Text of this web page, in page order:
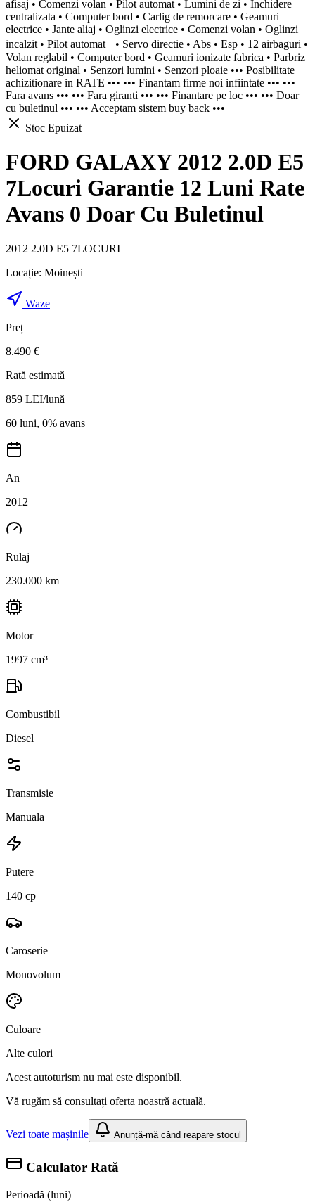
afisaj • Comenzi volan • Pilot automat • Lumini de zi • Inchidere
centralizata • Computer bord • Carlig de remorcare • Geamuri
electrice • Jante aliaj • Oglinzi electrice • Comenzi volan • Oglinzi
incalzit • Pilot automat • Servo directie • Abs • Esp • 12 airbaguri •
Volan reglabil • Computer bord • Geamuri ionizate fabrica • Parbriz
heliomat original • Senzori lumini • Senzori ploaie ••• Posibilitate
achizitionare in RATE ••• ••• Finantam firme noi infiintate ••• •••
Fara avans ••• ••• Fara giranti ••• ••• Finantare pe loc ••• ••• Doar
cu buletinul ••• ••• Acceptam sistem buy back •••
Stoc Epuizat
FORD GALAXY 2012 2.0D E5
7Locuri Garantie 12 Luni Rate
Avans 0 Doar Cu Buletinul
2012 2.0D E5 7LOCURI
Locație: Moinești
Waze
Preț
8.490 €
Rată estimată
859 LEI/lună
60 luni, 0% avans
An
2012
Rulaj
230.000 km
Motor
1997 cm³
Combustibil
Diesel
Transmisie
Manuala
Putere
140 cp
Caroserie
Monovolum
Culoare
Alte culori
Acest autoturism nu mai este disponibil.
Vă rugăm să consultați oferta noastră actuală.
Vezi toate mașinile Anunță-mă când reapare stocul
Calculator Rată
Perioadă (luni)